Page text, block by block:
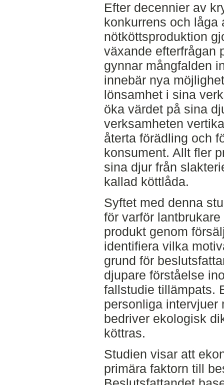
Efter decennier av
konkurrens och låga
nötköttsproduktion
växande efterfrågan
gynnar mångfalden
innebär nya
lönsamhet i sina
öka värdet på sina
verksamheten
återta förädling och
konsument. Allt fler
sina djur från
kallad köttlåda.
Syftet med denna
för varför
produkt genom
identifiera vilka
grund för
djupare förståelse
fallstudie tillämpats.
personliga intervjuer
bedriver ekologisk
köttras.
Studien visar att
primära faktorn till